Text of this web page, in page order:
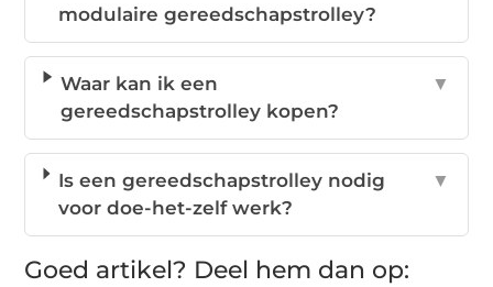
modulaire gereedschapstrolley?
Waar kan ik een
gereedschapstrolley kopen?
▼
Is een gereedschapstrolley nodig
voor doe-het-zelf werk?
▼
Goed artikel? Deel hem dan op: